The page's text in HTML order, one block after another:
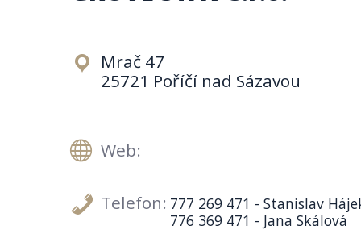
Mrač 47
25721 Poříčí nad Sázavou
Web:
Telefon: 777 269 471 - Stanislav
776 369 471 - Jana Skálová